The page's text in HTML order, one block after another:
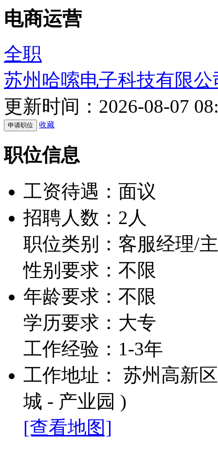
电商运营
全职
苏州哈嗦电子科技有限公
更新时间：2026-08-07
收藏
职位信息
工资待遇： 面议
招聘人数：2人
职位类别：客服经理/
性别要求：不限
年龄要求：不限
学历要求：大专
工作经验：1-3年
工作地址： 苏州高新
城 - 产业园 )
[查看地图]